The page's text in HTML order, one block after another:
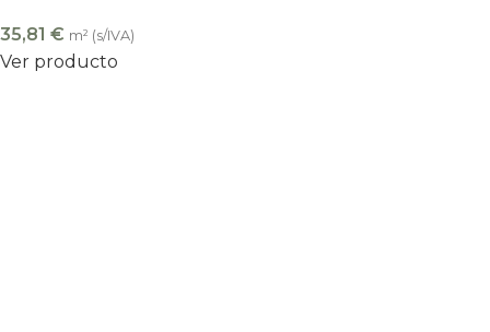
35,81 € m² (s/IVA)
Ver producto